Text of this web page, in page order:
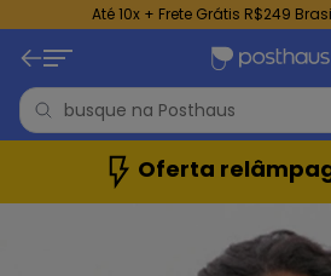
Até 10x + Frete Grátis R$249
Oferta